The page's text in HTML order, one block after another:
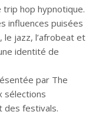
hop hypnotique.
influences puisées
le jazz, l’afrobeat et
identité de
par The
sélections
des festivals.